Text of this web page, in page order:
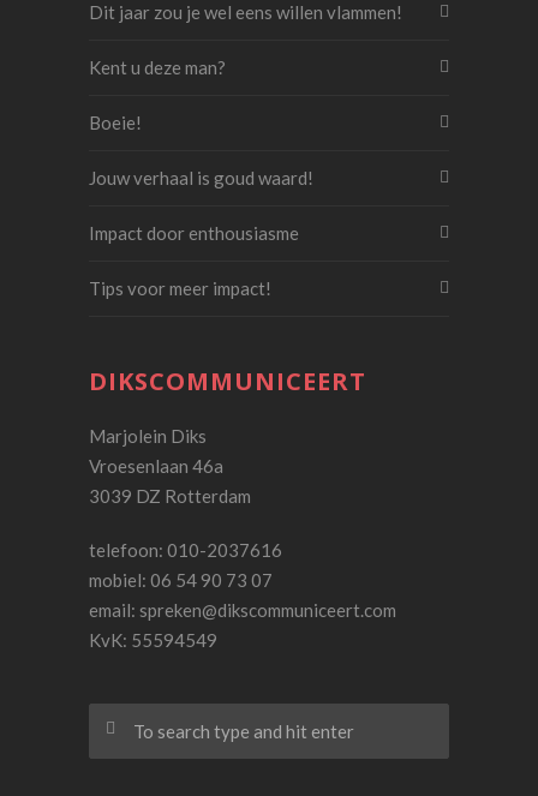
Dit jaar zou je wel eens willen vlammen!
Kent u deze man?
Boeie!
Jouw verhaal is goud waard!
Impact door enthousiasme
Tips voor meer impact!
DIKSCOMMUNICEERT
Marjolein Diks
Vroesenlaan 46a
3039 DZ Rotterdam
telefoon: 010-2037616
mobiel: 06 54 90 73 07
email: spreken@dikscommuniceert.com
KvK: 55594549